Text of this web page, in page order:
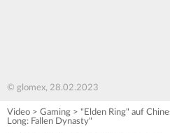
© glomex, 28.02.2023
Video > Gaming > "Elden Ring" auf
Long: Fallen Dynasty"